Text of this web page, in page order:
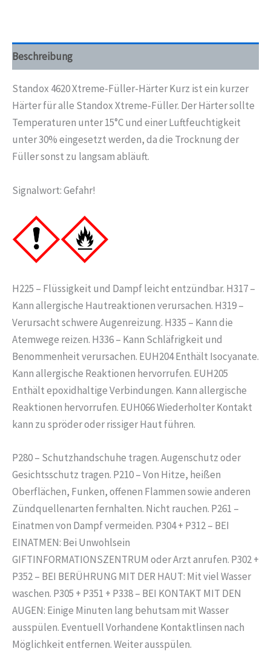
Liter
Menge
Beschreibung
Standox 4620 Xtreme-Füller-Härter Kurz ist ein kurzer
Härter für alle Standox Xtreme-Füller. Der Härter sollte
Temperaturen unter 15°C und einer Luftfeuchtigkeit
unter 30% eingesetzt werden, da die Trocknung der
Füller sonst zu langsam abläuft.
Signalwort: Gefahr!
H225 – Flüssigkeit und Dampf leicht entzündbar. H317 –
Kann allergische Hautreaktionen verursachen. H319 –
Verursacht schwere Augenreizung. H335 – Kann die
Atemwege reizen. H336 – Kann Schläfrigkeit und
Benommenheit verursachen. EUH204 Enthält Isocyanate.
Kann allergische Reaktionen hervorrufen. EUH205
Enthält epoxidhaltige Verbindungen. Kann allergische
Reaktionen hervorrufen. EUH066 Wiederholter Kontakt
kann zu spröder oder rissiger Haut führen.
P280 – Schutzhandschuhe tragen. Augenschutz oder
Gesichtsschutz tragen. P210 – Von Hitze, heißen
Oberflächen, Funken, offenen Flammen sowie anderen
Zündquellenarten fernhalten. Nicht rauchen. P261 –
Einatmen von Dampf vermeiden. P304 + P312 – BEI
EINATMEN: Bei Unwohlsein
GIFTINFORMATIONSZENTRUM oder Arzt anrufen. P302 +
P352 – BEI BERÜHRUNG MIT DER HAUT: Mit viel Wasser
waschen. P305 + P351 + P338 – BEI KONTAKT MIT DEN
AUGEN: Einige Minuten lang behutsam mit Wasser
ausspülen. Eventuell Vorhandene Kontaktlinsen nach
Möglichkeit entfernen. Weiter ausspülen.